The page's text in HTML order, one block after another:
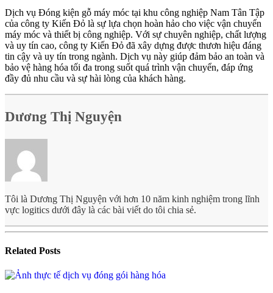
Dịch vụ Đóng kiện gỗ máy móc tại khu công nghiệp Nam Tân Tập
của công ty Kiến Đỏ là sự lựa chọn hoàn hảo cho việc vận chuyển
máy móc và thiết bị công nghiệp. Với sự chuyên nghiệp, chất lượng
và uy tín cao, công ty Kiến Đỏ đã xây dựng được thươn hiệu đáng
tin cậy và uy tín trong ngành. Dịch vụ này giúp đảm bảo an toàn và
bảo vệ hàng hóa tối đa trong suốt quá trình vận chuyển, đáp ứng
đầy đủ nhu cầu và sự hài lòng của khách hàng.
Dương Thị Nguyện
Tôi là Dương Thị Nguyện với hơn 10 năm kinh nghiệm trong lĩnh
vực logitics dưới đây là các bài viết do tôi chia sẻ.
Related Posts